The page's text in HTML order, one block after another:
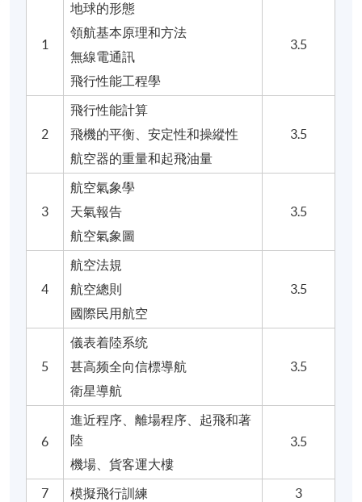
1
地球的形態
領航基本原理和方法
無線電通訊
飛行性能工程學
3.5
2
飛行性能計算
飛機的平衡、安定性和操縱性
航空器的重量和起飛油量
3.5
3
航空氣象學
天氣報告
航空氣象圖
3.5
4
航空法規
航空總則
國際民用航空
3.5
5
儀表着陸系统
甚高频全向信標導航
衛星導航
3.5
6
進近程序、離場程序、起飛和著
陸
機場、貨客運大樓
3.5
7 模擬飛行訓練 3